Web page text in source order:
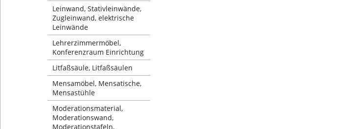
Leinwand, Stativleinwände,
Zugleinwand, elektrische
Leinwände
Lehrerzimmermöbel,
Konferenzraum Einrichtung
Litfaßsäule, Litfaßsäulen
Mensamöbel, Mensatische,
Mensastühle
Moderationsmaterial,
Moderationswand,
Moderationstafeln,